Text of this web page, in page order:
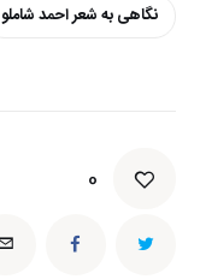
نگاهی به شعر احمد شاملو
0